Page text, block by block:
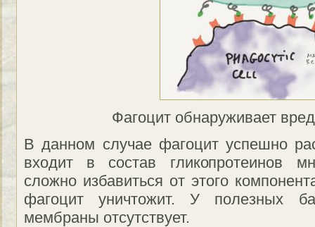
Фагоцит обнаруживает
В данном случае фагоцит успешно
входит в состав гликопротеинов
сложно избавиться от этого
фагоцит уничтожит. У полезных
мембраны отсутствует.